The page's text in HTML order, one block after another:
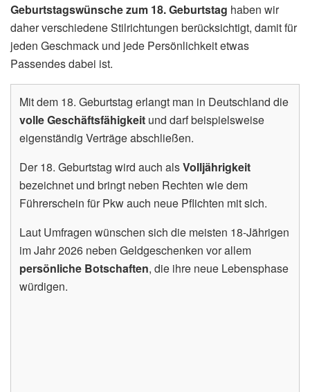
Geburtstagswünsche zum 18. Geburtstag haben wir
daher verschiedene Stilrichtungen berücksichtigt, damit für
jeden Geschmack und jede Persönlichkeit etwas
Passendes dabei ist.
Mit dem 18. Geburtstag erlangt man in Deutschland die
volle Geschäftsfähigkeit und darf beispielsweise
eigenständig Verträge abschließen.
Der 18. Geburtstag wird auch alsVolljährigkeit
bezeichnet und bringt neben Rechten wie dem
Führerschein für Pkw auch neue Pflichten mit sich.
Laut Umfragen wünschen sich die meisten 18-Jährigen
im Jahr 2026 neben Geldgeschenken vor allem
persönliche Botschaften, die ihre neue Lebensphase
würdigen.